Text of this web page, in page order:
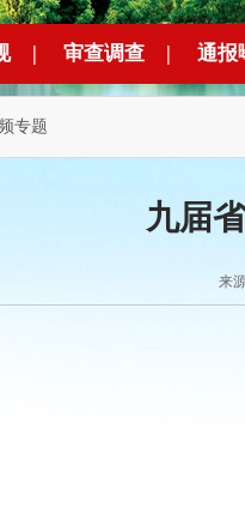
| 审查调查 | 通报
专题
九届
来